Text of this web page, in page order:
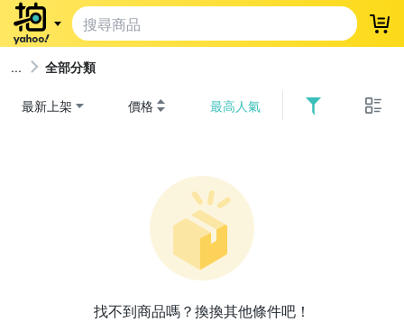
登
全部分類
最新上架 價格 最高人氣
找不到商品嗎？換換其他條件吧！